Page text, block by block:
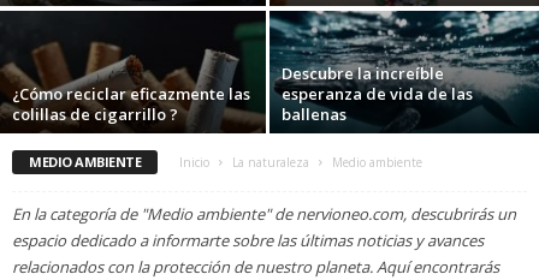
¿Cómo reciclar eficazmente las
colillas de cigarrillo ?
Descubre la increíble
esperanza de vida de las
ballenas
MEDIO AMBIENTE Inicio La naturaleza Medio ambiente
En la categoría de "Medio ambiente" de nervioneo.com, descubrirás un
espacio dedicado a informarte sobre las últimas noticias y avances
relacionados con la protección de nuestro planeta. Aquí encontrarás